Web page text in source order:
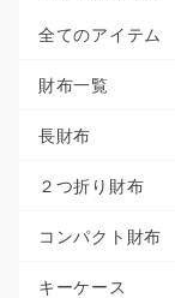
全てのアイテム
財布一覧
長財布
２つ折り財布
コンパクト財布
キーケース